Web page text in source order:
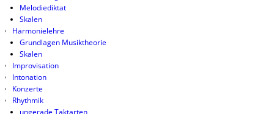
Melodiediktat
Skalen
Harmonielehre
Grundlagen Musiktheorie
Skalen
Improvisation
Intonation
Konzerte
Rhythmik
ungerade Taktarten